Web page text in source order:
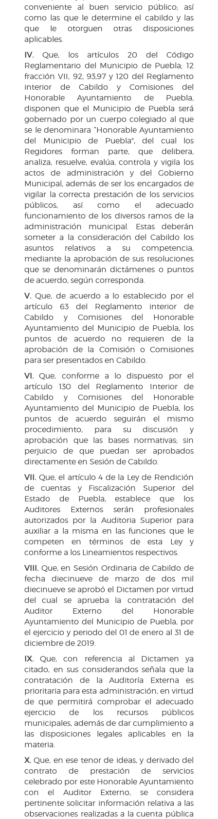
conveniente al buen servicio público; así
como las que le determine el cabildo y las
que le otorguen otras disposiciones
aplicables.
IV. Que, los artículos 20 del Código
Reglamentario del Municipio de Puebla; 12
fracción VII, 92, 93,97 y 120 del Reglamento
interior de Cabildo y Comisiones del
Honorable Ayuntamiento de Puebla,
disponen que el Municipio de Puebla será
gobernado por un cuerpo colegiado al que
se le denominara “Honorable Ayuntamiento
del Municipio de Puebla", del cual los
Regidores forman parte, que delibera,
analiza, resuelve, evalúa, controla y vigila los
actos de administración y del Gobierno
Municipal, además de ser los encargados de
vigilar la correcta prestación de los servicios
públicos, así como el adecuado
funcionamiento de los diversos ramos de la
administración municipal. Estas deberán
someter a la consideración del Cabildo los
asuntos relativos a su competencia,
mediante la aprobación de sus resoluciones
que se denominarán dictámenes o puntos
de acuerdo, según corresponda.
V. Que, de acuerdo a lo establecido por el
artículo 63 del Reglamento interior de
Cabildo y Comisiones del Honorable
Ayuntamiento del Municipio de Puebla, los
puntos de acuerdo no requieren de la
aprobación de la Comisión o Comisiones
para ser presentados en Cabildo.
VI. Que, conforme a lo dispuesto por el
artículo 130 del Reglamento Interior de
Cabildo y Comisiones del Honorable
Ayuntamiento del Municipio de Puebla, los
puntos de acuerdo seguirán el mismo
procedimiento, para su discusión y
aprobación que las bases normativas; sin
perjuicio de que puedan ser aprobados
directamente en Sesión de Cabildo.
VII. Que, el artículo 4 de la Ley de Rendición
de cuentas y Fiscalización Superior del
Estado de Puebla, establece que los
Auditores Externos serán profesionales
autorizados por la Auditoria Superior para
auxiliar a la misma en las funciones que le
competen en términos de esta Ley y
conforme a los Lineamientos respectivos.
VIII. Que, en Sesión Ordinaria de Cabildo de
fecha diecinueve de marzo de dos mil
diecinueve se aprobó el Dictamen por virtud
del cual se aprueba la contratación del
Auditor Externo del Honorable
Ayuntamiento del Municipio de Puebla, por
el ejercicio y periodo del 01 de enero al 31 de
diciembre de 2019.
IX. Que, con referencia al Dictamen ya
citado, en sus considerandos señala que la
contratación de la Auditoría Externa es
prioritaria para esta administración, en virtud
de que permitirá comprobar el adecuado
ejercicio de los recursos públicos
municipales, además de dar cumplimiento a
las disposiciones legales aplicables en la
materia.
X. Que, en ese tenor de ideas, y derivado del
contrato de prestación de servicios
celebrado por este Honorable Ayuntamiento
con el Auditor Externo, se considera
pertinente solicitar información relativa a las
observaciones realizadas a la cuenta pública